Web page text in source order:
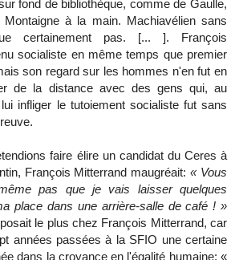
fond de bibliothèque, comme de Gaulle,
à la main. Machiavélien sans
certainement pas. [... ]. François
socialiste en même temps que premier
son regard sur les hommes n'en fut en
de la distance avec des gens qui, au
infliger le tutoiement socialiste fut sans
faire élire un candidat du Ceres à
François Mitterrand maugréait:« Vous
pas que je vais laisser quelques
place dans une arrière-salle de café ! »
le plus chez François Mitterrand, car
années passées à la SFIO une certaine
dans la croyance en l'égalité humaine: «